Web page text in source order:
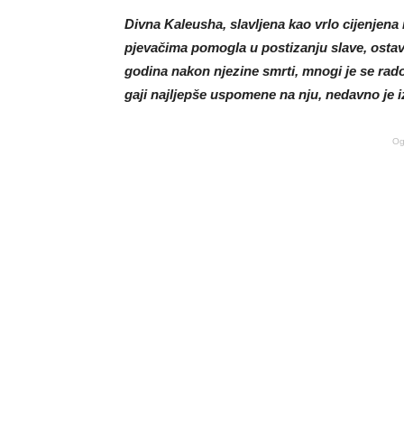
Divna Kaleusha, slavljena kao vrlo
pjevačima pomogla u postizanju slave,
godina nakon njezine smrti, mnogi je se
gaji najljepše uspomene na nju, nedavno